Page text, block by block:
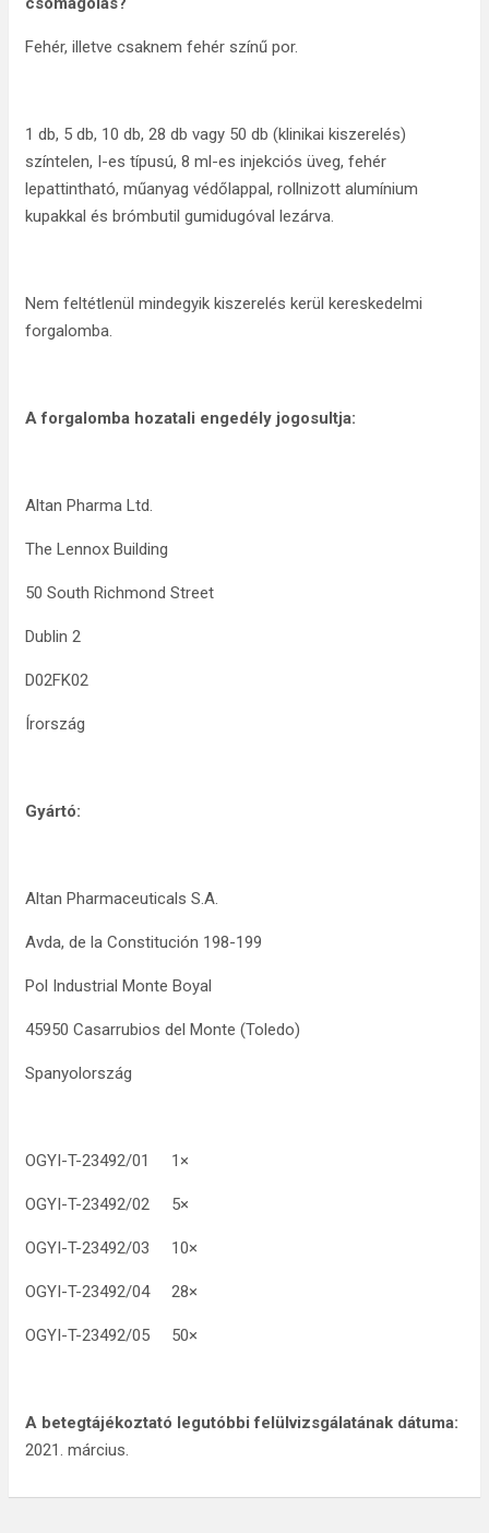
Fehér, illetve csaknem fehér színű por.
1 db, 5 db, 10 db, 28 db vagy 50 db (klinikai kiszerelés)
színtelen, I-es típusú, 8 ml-es injekciós üveg, fehér
lepattintható, műanyag védőlappal, rollnizott alumínium
kupakkal és brómbutil gumidugóval lezárva.
Nem feltétlenül mindegyik kiszerelés kerül kereskedelmi
forgalomba.
A forgalomba hozatali engedély jogosultja:
Altan Pharma Ltd.
The Lennox Building
50 South Richmond Street
Dublin 2
D02FK02
Írország
Gyártó:
Altan Pharmaceuticals S.A.
Avda, de la Constitución 198-199
Pol Industrial Monte Boyal
45950 Casarrubios del Monte (Toledo)
Spanyolország
OGYI-T-23492/01 1×
OGYI-T-23492/02 5×
OGYI-T-23492/03 10×
OGYI-T-23492/04 28×
OGYI-T-23492/05 50×
A betegtájékoztató legutóbbi felülvizsgálatának dátuma:
2021. március.